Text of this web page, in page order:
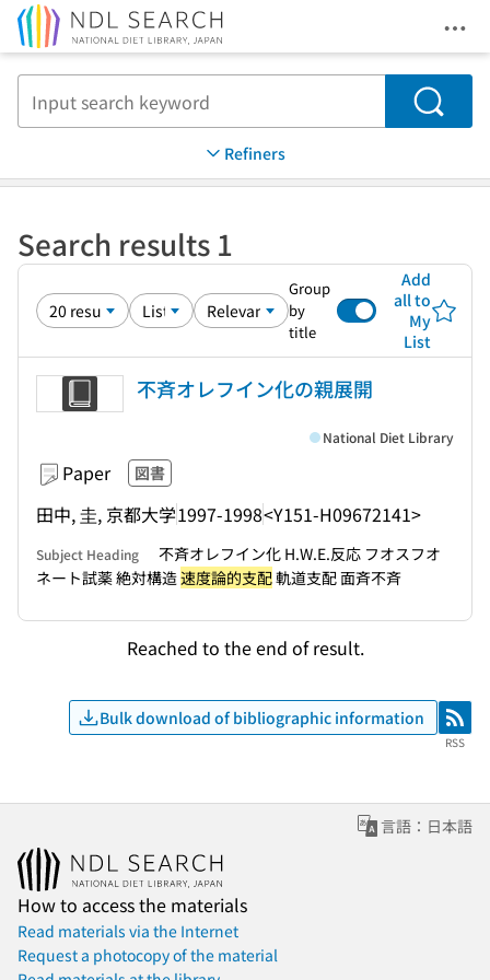
Search
Refiners
Search results 1
Group
by
title
Add
all to
My
List
不斉オレフイン化の親展開
Paper 図書
田中, 圭, 京都大学1997-1998<Y151-H09672141>
National Diet Library
Subject Heading
不斉オレフイン化 H.W.E.反応 フオスフオ
ネート試薬 絶対構造速度論的支配軌道支配 面斉不斉
Reached to the end of result.
Bulk download of bibliographic information RSS
RSS
言語：日本語
How to access the materials
Read materials via the Internet
Request a photocopy of the material